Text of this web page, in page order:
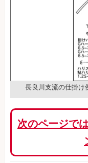
長良川支流の仕掛け
次のページで